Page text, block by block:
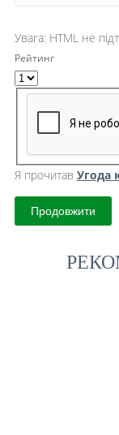
Увага: HTML не
Рейтинг
Я прочитав Угода
Продовжити